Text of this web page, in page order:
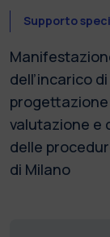
Supporto
dell’incarico
valutazione e
delle
di Milano